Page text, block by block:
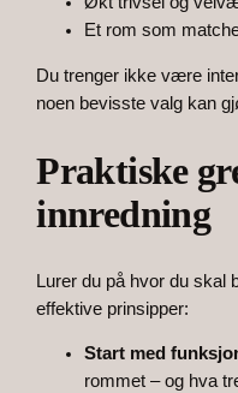
Et rom som
Du trenger ikke være
noen bevisste valg kan
Praktiske
innredning
Lurer du på hvor du skal
effektive prinsipper:
Start med
rommet – og hva